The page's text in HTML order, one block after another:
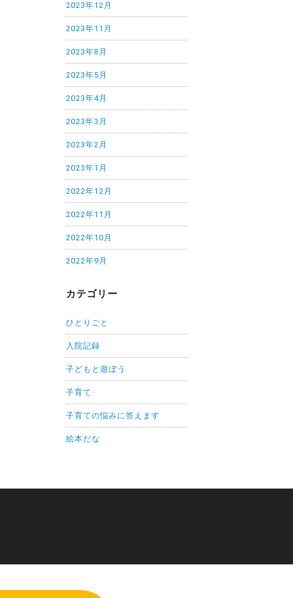
2023年12月
2023年11月
2023年8月
2023年5月
2023年4月
2023年3月
2023年2月
2023年1月
2022年12月
2022年11月
2022年10月
2022年9月
カテゴリー
ひとりごと
入院記録
子どもと遊ぼう
子育て
子育ての悩みに答えます
絵本だな